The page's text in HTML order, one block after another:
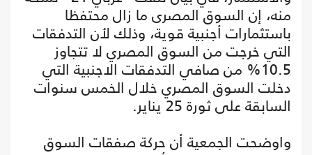
منه، إن السوق المصرى ما زال محتفظا
باستثمارات أجنبية قوية، وذلك لأن التدفقات
التي خرجت من السوق المصري لا تتجاوز
10.5% من صافي التدفقات الاجنبية التي
دخلت السوق المصري خلال الخمس سنوات
السابقة على ثورة 25 يناير.
واوضحت الجمعية أن حركة صفقات السوق